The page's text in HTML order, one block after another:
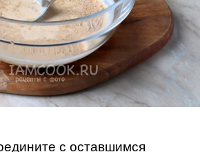
с оставшимся